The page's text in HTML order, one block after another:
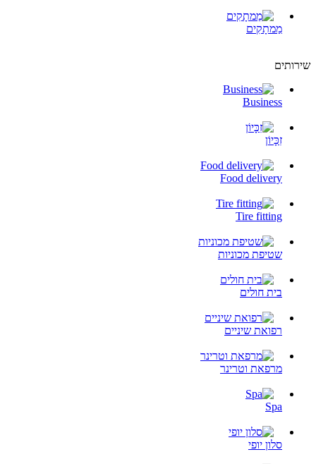
מַמתָקִים
שירותים
Business
זִכָּיוֹן
Food delivery
Tire fitting
שטיפת מכוניות
בית חולים
רפואת שיניים
מרפאת וטרינר
Spa
סלון יופי